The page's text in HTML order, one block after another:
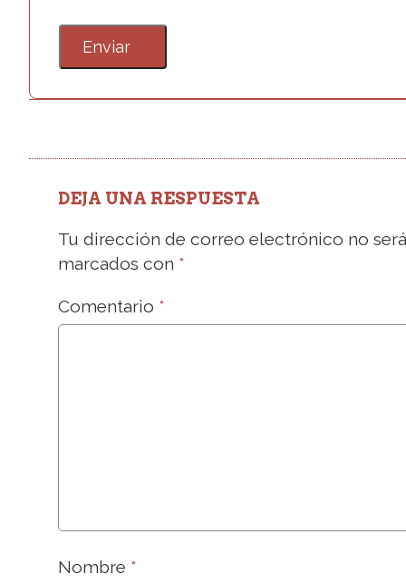
DEJA UNA RESPUESTA
Tu dirección de correo electrónico no
marcados con *
Comentario *
Nombre *